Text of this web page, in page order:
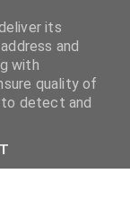
its
and
with
quality of
detect and